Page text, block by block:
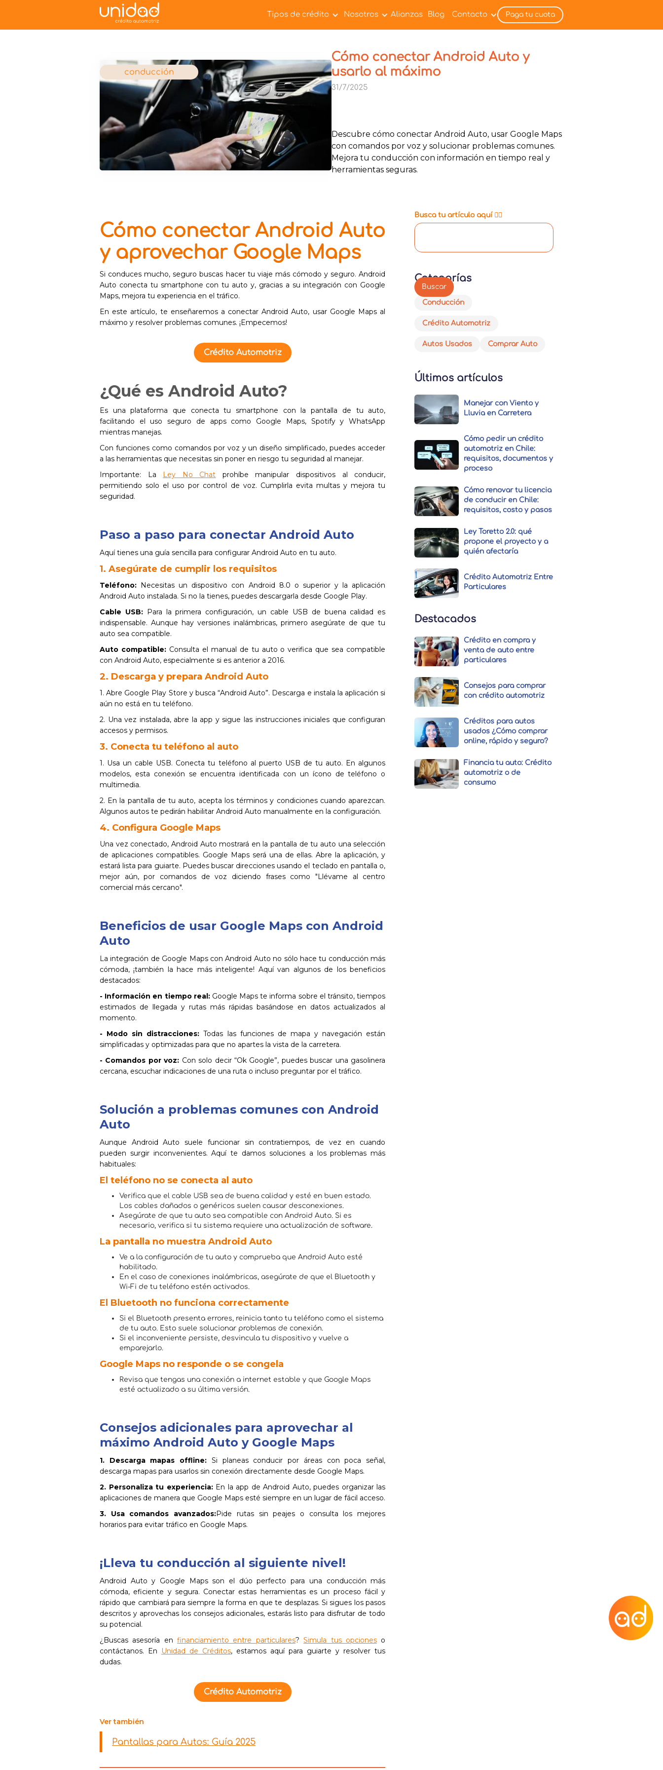
Tipos de crédito Nosotros Alianzas Blog Contacto Paga tu cuota
conducción
Cómo conectar Android Auto y
usarlo al máximo
31/7/2025
Descubre cómo conectar Android Auto, usar Google Maps
con comandos por voz y solucionar problemas comunes.
Mejora tu conducción con información en tiempo real y
herramientas seguras.
Cómo conectar Android Auto
y aprovechar Google Maps
Si conduces mucho, seguro buscas hacer tu viaje más cómodo y seguro. Android
Auto conecta tu smartphone con tu auto y, gracias a su integración con Google
Maps, mejora tu experiencia en el tráfico.
En este artículo, te enseñaremos a conectar Android Auto, usar Google Maps al
máximo y resolver problemas comunes. ¡Empecemos!
Crédito Automotriz
¿Qué es Android Auto?
Es una plataforma que conecta tu smartphone con la pantalla de tu auto,
facilitando el uso seguro de apps como Google Maps, Spotify y WhatsApp
mientras manejas.
Con funciones como comandos por voz y un diseño simplificado, puedes acceder
a las herramientas que necesitas sin poner en riesgo tu seguridad al manejar.
Importante: La Ley No Chat prohíbe manipular dispositivos al conducir,
permitiendo solo el uso por control de voz. Cumplirla evita multas y mejora tu
seguridad.
Paso a paso para conectar Android Auto
Aquí tienes una guía sencilla para configurar Android Auto en tu auto.
1. Asegúrate de cumplir los requisitos
Teléfono: Necesitas un dispositivo con Android 8.0 o superior y la aplicación
Android Auto instalada. Si no la tienes, puedes descargarla desde Google Play.
Cable USB:Para la primera configuración, un cable USB de buena calidad es
indispensable. Aunque hay versiones inalámbricas, primero asegúrate de que tu
auto sea compatible.
Auto compatible:Consulta el manual de tu auto o verifica que sea compatible
con Android Auto, especialmente si es anterior a 2016.
2. Descarga y prepara Android Auto
1. Abre Google Play Store y busca “Android Auto”. Descarga e instala la aplicación si
aún no está en tu teléfono.
2. Una vez instalada, abre la app y sigue las instrucciones iniciales que configuran
accesos y permisos.
3. Conecta tu teléfono al auto
1. Usa un cable USB. Conecta tu teléfono al puerto USB de tu auto. En algunos
modelos, esta conexión se encuentra identificada con un ícono de teléfono o
multimedia.
2. En la pantalla de tu auto, acepta los términos y condiciones cuando aparezcan.
Algunos autos te pedirán habilitar Android Auto manualmente en la configuración.
4. Configura Google Maps
Una vez conectado, Android Auto mostrará en la pantalla de tu auto una selección
de aplicaciones compatibles. Google Maps será una de ellas. Abre la aplicación, y
estará lista para guiarte. Puedes buscar direcciones usando el teclado en pantalla o,
mejor aún, por comandos de voz diciendo frases como "Llévame al centro
comercial más cercano".
Beneficios de usar Google Maps con Android
Auto
La integración de Google Maps con Android Auto no sólo hace tu conducción más
cómoda, ¡también la hace más inteligente! Aquí van algunos de los beneficios
destacados:
- Información en tiempo real:Google Maps te informa sobre el tránsito, tiempos
estimados de llegada y rutas más rápidas basándose en datos actualizados al
momento.
- Modo sin distracciones: Todas las funciones de mapa y navegación están
simplificadas y optimizadas para que no apartes la vista de la carretera.
- Comandos por voz: Con solo decir “Ok Google”, puedes buscar una gasolinera
cercana, escuchar indicaciones de una ruta o incluso preguntar por el tráfico.
Solución a problemas comunes con Android
Auto
Aunque Android Auto suele funcionar sin contratiempos, de vez en cuando
pueden surgir inconvenientes. Aquí te damos soluciones a los problemas más
habituales:
El teléfono no se conecta al auto
Verifica que el cable USB sea de buena calidad y esté en buen estado.
Los cables dañados o genéricos suelen causar desconexiones.
Asegúrate de que tu auto sea compatible con Android Auto. Si es
necesario, verifica si tu sistema requiere una actualización de software.
La pantalla no muestra Android Auto
Ve a la configuración de tu auto y comprueba que Android Auto esté
habilitado.
En el caso de conexiones inalámbricas, asegúrate de que el Bluetooth y
Wi-Fi de tu teléfono estén activados.
El Bluetooth no funciona correctamente
Si el Bluetooth presenta errores, reinicia tanto tu teléfono como el sistema
de tu auto. Esto suele solucionar problemas de conexión.
Si el inconveniente persiste, desvincula tu dispositivo y vuelve a
emparejarlo.
Google Maps no responde o se congela
Revisa que tengas una conexión a internet estable y que Google Maps
esté actualizado a su última versión.
Consejos adicionales para aprovechar al
máximo Android Auto y Google Maps
1. Descarga mapas offline: Si planeas conducir por áreas con poca señal,
descarga mapas para usarlos sin conexión directamente desde Google Maps.
2. Personaliza tu experiencia:En la app de Android Auto, puedes organizar las
aplicaciones de manera que Google Maps esté siempre en un lugar de fácil acceso.
3. Usa comandos avanzados:Pide rutas sin peajes o consulta los mejores
horarios para evitar tráfico en Google Maps.
¡Lleva tu conducción al siguiente nivel!
Android Auto y Google Maps son el dúo perfecto para una conducción más
cómoda, eficiente y segura. Conectar estas herramientas es un proceso fácil y
rápido que cambiará para siempre la forma en que te desplazas. Si sigues los pasos
descritos y aprovechas los consejos adicionales, estarás listo para disfrutar de todo
su potencial.
¿Buscas asesoría enfinanciamiento entre particulares?Simula tus opcioneso
contáctanos. En Unidad de Créditos, estamos aquí para guiarte y resolver tus
dudas.
Crédito Automotriz
Ver también
Pantallas para Autos: Guía 2025
Busca tu artículo aquí 👇🏼
Categorías
Conducción
Crédito Automotriz
Autos Usados Comprar Auto
Últimos artículos
Manejar con Viento y
Lluvia en Carretera
Cómo pedir un crédito
automotriz en Chile:
requisitos, documentos y
proceso
Cómo renovar tu licencia
de conducir en Chile:
requisitos, costo y pasos
Ley Toretto 2.0: qué
propone el proyecto y a
quién afectaría
Crédito Automotriz Entre
Particulares
Destacados
Crédito en compra y
venta de auto entre
particulares
Consejos para comprar
con crédito automotriz
Créditos para autos
usados ¿Cómo comprar
online, rápido y seguro?
Financia tu auto: Crédito
automotriz o de
consumo